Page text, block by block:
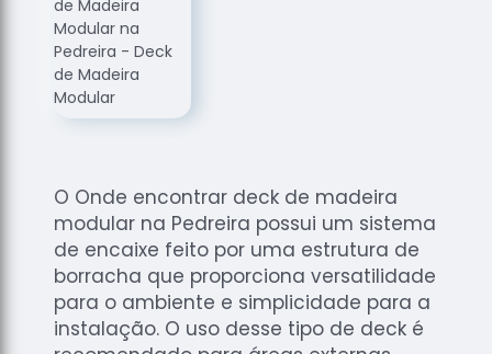
Loja de
Assoalhos
Raspagem
de
Assoalhos
Raspagem
de Tacos
Madeiras
Raspagens
de Pisos
O Onde encontrar deck de madeira
modular na Pedreira possui um sistema
de encaixe feito por uma estrutura de
borracha que proporciona versatilidade
para o ambiente e simplicidade para a
instalação. O uso desse tipo de deck é